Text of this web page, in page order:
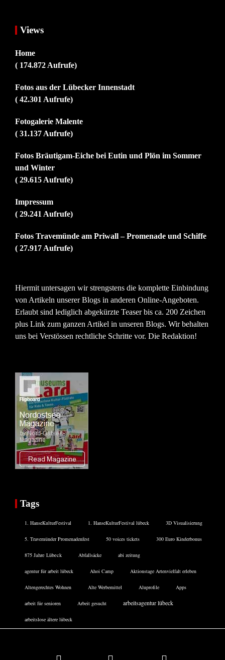
Views
Home
( 174.872 Aufrufe)
Fotos aus der Lübecker Innenstadt
( 42.301 Aufrufe)
Fotogalerie Malente
( 31.137 Aufrufe)
Fotos Bräutigam-Eiche bei Eutin und Plön im Sommer
und Winter
( 29.615 Aufrufe)
Impressum
( 29.241 Aufrufe)
Fotos Travemünde am Priwall – Promenade und Schiffe
( 27.917 Aufrufe)
Hiermit untersagen wir strengstens die komplette Einbindung
von Artikeln unserer Blogs in anderen Online-Angeboten.
Erlaubt sind lediglich abgekürzte Teaser bis ca. 200 Zeichen
plus Link zum ganzen Artikel in unseren Blogs. Wir behalten
uns bei Verstössen rechtliche Schritte vor. Die Redaktion!
Tags
1. HanseKulturFestival 1. HanseKulturFestival lübeck 3D Visualisierung
5. Travemünder Promenadenfest 50 voices tickets 300 Euro Kinderbonus
875 Jahre Lübeck Abfallsäcke abi zeitung
agentur für arbeit lübeck Ahoi Camp Aktionstage Artenvielfalt erleben
Altengerechtes Wohnen Alte Werbemittel Aluprofile Apps
arbeit für senioren Arbeit gesucht arbeitsagentur lübeck
arbeitslose ältere lübeck